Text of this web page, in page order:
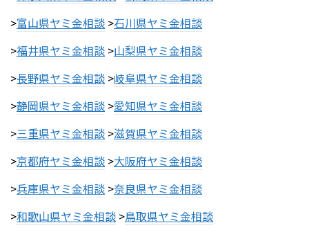
>富山県ヤミ金相談 >石川県ヤミ金相談
>福井県ヤミ金相談 >山梨県ヤミ金相談
>長野県ヤミ金相談 >岐阜県ヤミ金相談
>静岡県ヤミ金相談 >愛知県ヤミ金相談
>三重県ヤミ金相談 >滋賀県ヤミ金相談
>京都府ヤミ金相談 >大阪府ヤミ金相談
>兵庫県ヤミ金相談 >奈良県ヤミ金相談
>和歌山県ヤミ金相談 >鳥取県ヤミ金相談